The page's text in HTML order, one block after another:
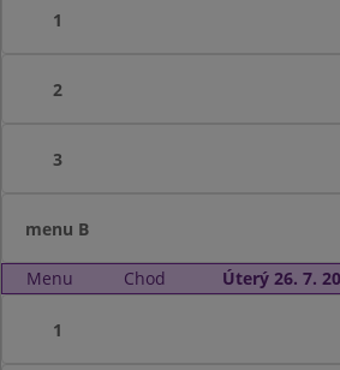
1
2
3
menu B
Menu Chod Úterý 26. 7.
1